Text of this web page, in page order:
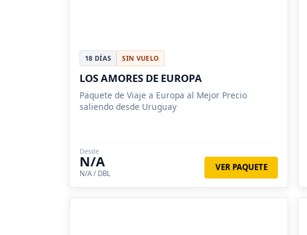
18 DÍAS SIN VUELO
LOS AMORES DE EUROPA
Paquete de Viaje a Europa al Mejor Precio
saliendo desde Uruguay
Desde
N/A
N/A / DBL
VER PAQUETE